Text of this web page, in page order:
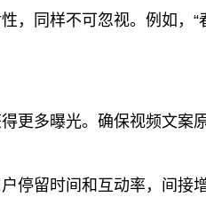
，同样不可忽视。例如，“
更多曝光。确保视频文案
停留时间和互动率，间接